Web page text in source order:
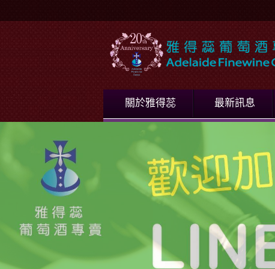
關於雅得蕊 最新訊息